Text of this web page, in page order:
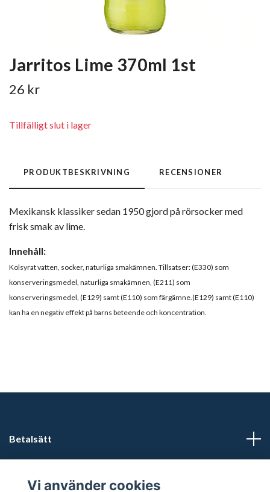
Jarritos Lime 370ml 1st
26 kr
Tillfälligt slut i lager
PRODUKTBESKRIVNING RECENSIONER
Mexikansk klassiker sedan 1950 gjord på rörsocker med
frisk smak av lime.
Innehåll:
Kolsyrat vatten, socker, naturliga smakämnen. Tillsatser: (E330) som
konserveringsmedel, naturliga smakämnen, (E211) som
konserveringsmedel, (E129) samt (E110) som färgämne.(E129) samt (E110)
kan ha en negativ effekt på barns beteende och koncentration.
Betalsätt
Vi använder cookies